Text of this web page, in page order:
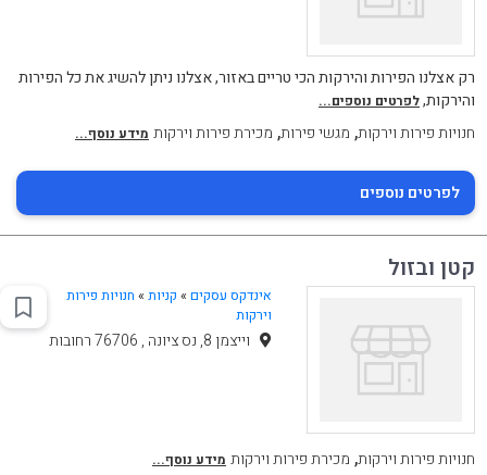
רק אצלנו הפירות והירקות הכי טריים באזור, אצלנו ניתן להשיג את כל הפירות
והירקות,לפרטים נוספים...
חנויות פירות וירקות, מגשי פירות, מכירת פירות וירקות מידע נוסף...
לפרטים נוספים
קטן ובזול
אינדקס עסקים » קניות» חנויות פירות
וירקות
וייצמן 8, נס ציונה , 76706 רחובות
חנויות פירות וירקות, מכירת פירות וירקות מידע נוסף...